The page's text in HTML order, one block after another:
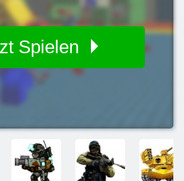
Spielen